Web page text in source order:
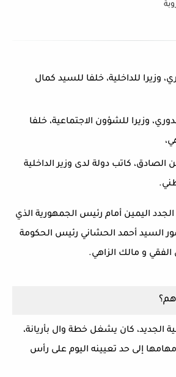
وزيرا للداخلية، خلفا للسيد كمال
وزيرا للشؤون الاجتماعية، خلفا
كاتب دولة لدى وزير الداخلية
اليمين أمام رئيس الجمهورية الذي
السيد أحمد الحشاني رئيس الحكومة
و مالك الزاهي.
هم؟
الجديد، كان يشغل خطة وال بأريانة،
إلى حد تعيينه اليوم على رأس